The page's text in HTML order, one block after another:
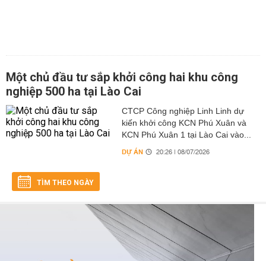
Một chủ đầu tư sắp khởi công hai khu công
nghiệp 500 ha tại Lào Cai
CTCP Công nghiệp Linh Linh dự
kiến khởi công KCN Phú Xuân và
KCN Phú Xuân 1 tại Lào Cai vào...
DỰ ÁN 20:26 | 08/07/2026
TÌM THEO NGÀY